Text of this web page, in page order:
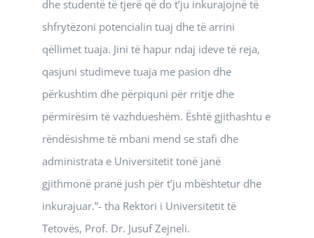
dhe studentë të tjerë që do t’ju inkurajojnë të
shfrytëzoni potencialin tuaj dhe të arrini
qëllimet tuaja. Jini të hapur ndaj ideve të reja,
qasjuni studimeve tuaja me pasion dhe
përkushtim dhe përpiquni për rritje dhe
përmirësim të vazhdueshëm. Është gjithashtu e
rëndësishme të mbani mend se stafi dhe
administrata e Universitetit tonë janë
gjithmonë pranë jush për t’ju mbështetur dhe
inkurajuar.”- tha Rektori i Universitetit të
Tetovës, Prof. Dr. Jusuf Zejneli.